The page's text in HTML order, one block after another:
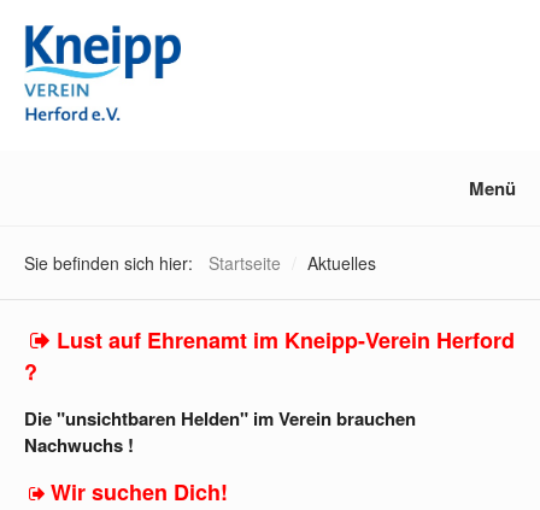
Menü
Sie befinden sich hier: Startseite Aktuelles
Lust auf Ehrenamt im Kneipp-Verein Herford
?⁣
Die "unsichtbaren Helden" im Verein brauchen
Nachwuchs !
Wir suchen Dich! ⁣⁣